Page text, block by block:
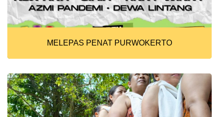
MELEPAS PENAT PURWOKERTO